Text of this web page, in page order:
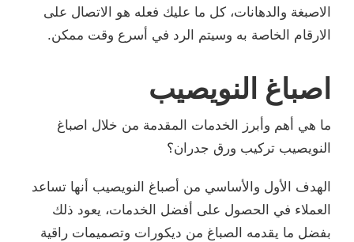
الاصبغة والدهانات، كل ما عليك فعله هو الاتصال على
الارقام الخاصة به وسيتم الرد في أسرع وقت ممكن.
اصباغ النويصيب
ما هي أهم وأبرز الخدمات المقدمة من خلال اصباغ
النويصيب تركيب ورق جدران؟
الهدف الأول والأساسي من أصباغ النويصيب أنها تساعد
العملاء في الحصول على أفضل الخدمات، يعود ذلك
بفضل ما يقدمه الصباغ من ديكورات وتصميمات راقية